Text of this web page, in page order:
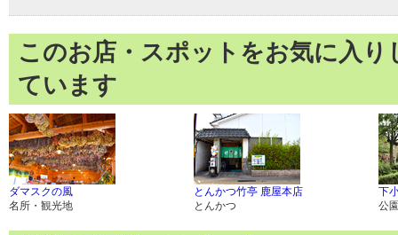
このお店・スポットをお気に入
ています
ダマスクの風
名所・観光地
とんかつ竹亭 鹿屋本店
とんかつ
下
公